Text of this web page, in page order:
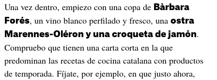
Una vez dentro, empiezo con una copa de Bàrbara
Forés, un vino blanco perfilado y fresco, una ostra
Marennes-Oléron y una croqueta de jamón.
Compruebo que tienen una carta corta en la que
predominan las recetas de cocina catalana con productos
de temporada. Fíjate, por ejemplo, en que justo ahora,